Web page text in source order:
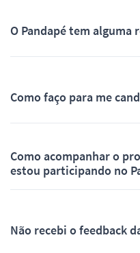
O Pandapé tem alguma
Como faço para me
Como acompanhar o
estou participando no
Não recebi o feedback